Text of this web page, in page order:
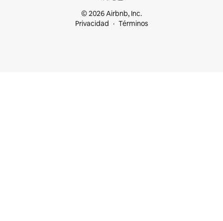
© 2026 Airbnb, Inc.
Privacidad
Términos